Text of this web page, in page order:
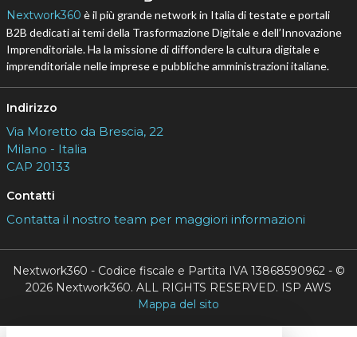
Nextwork360 è il più grande network in Italia di testate e portali
B2B dedicati ai temi della Trasformazione Digitale e dell’Innovazione
Imprenditoriale. Ha la missione di diffondere la cultura digitale e
imprenditoriale nelle imprese e pubbliche amministrazioni italiane.
Indirizzo
Via Moretto da Brescia, 22
Milano - Italia
CAP 20133
Contatti
Contatta il nostro team per maggiori informazioni
Nextwork360 - Codice fiscale e Partita IVA 13868590962 - ©
2026 Nextwork360. ALL RIGHTS RESERVED. ISP AWS
Mappa del sito